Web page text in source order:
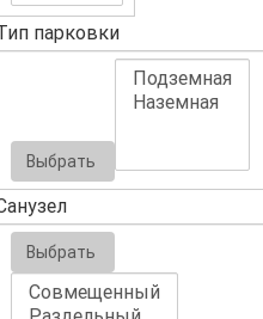
парковки
Выбрать
Выбрать